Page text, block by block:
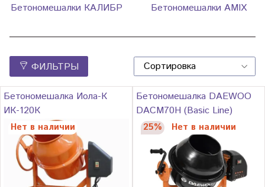
Бетономешалки КАЛИБР Бетономешалки AMIX
ФИЛЬТРЫ
Бетономешалка Иола-К
ИК-120К
Нет в наличии
Бетономешалка DAEWOO
DACM70H (Basic Line)
25% Нет в наличии